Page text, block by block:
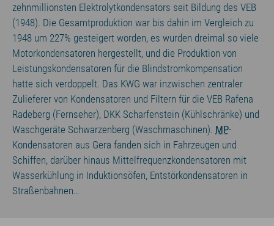
zehnmillionsten Elektrolytkondensators seit Bildung des VEB
(1948). Die Gesamtproduktion war bis dahin im Vergleich zu
1948 um 227% gesteigert worden, es wurden dreimal so viele
Motorkondensatoren hergestellt, und die Produktion von
Leistungskondensatoren für die Blindstromkompensation
hatte sich verdoppelt. Das KWG war inzwischen zentraler
Zulieferer von Kondensatoren und Filtern für die VEB Rafena
Radeberg (Fernseher), DKK Scharfenstein (Kühlschränke) und
Waschgeräte Schwarzenberg (Waschmaschinen). MP-
Kondensatoren aus Gera fanden sich in Fahrzeugen und
Schiffen, darüber hinaus Mittelfrequenzkondensatoren mit
Wasserkühlung in Induktionsöfen, Entstörkondensatoren in
Straßenbahnen…